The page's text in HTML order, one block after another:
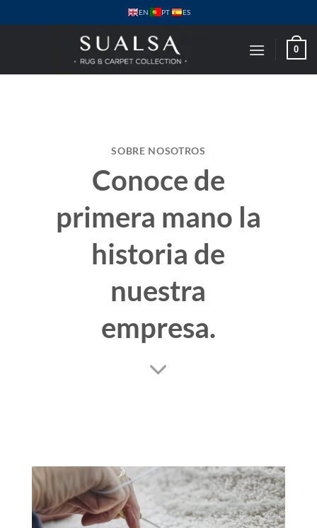
al
EN PT ES
0
SOBRE NOSOTROS
Conoce de
primera mano la
historia de
nuestra
empresa.